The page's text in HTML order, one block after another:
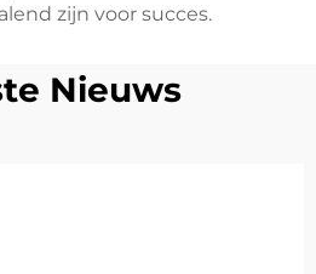
zijn voor succes.
Nieuws